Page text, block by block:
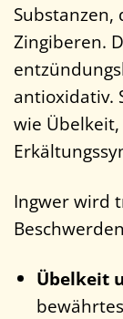
Substanzen,
Zingiberen.
antioxidativ.
wie
Ingwer wird
Übelkeit